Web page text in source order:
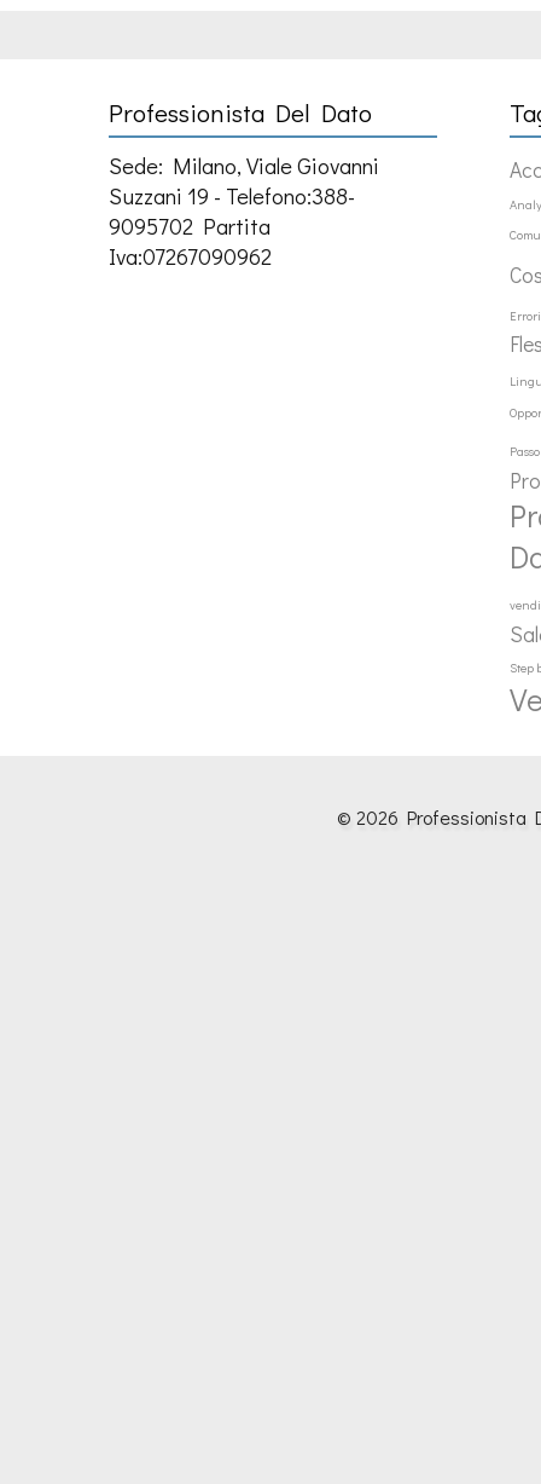
Professionista Del Dato
Sede: Milano, Viale Giovanni
Suzzani 19 - Telefono:388-
9095702 Partita
Iva:07267090962
Errori
Passo
Step
© 2026 Professionista